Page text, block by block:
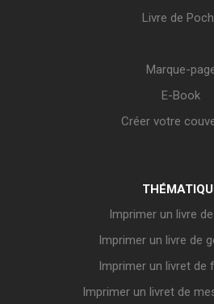
Livre de
Marque-
E-Book
Créer votre
Imprimer un livre
Imprimer un livre de
Imprimer un livret de
Imprimer un livret de